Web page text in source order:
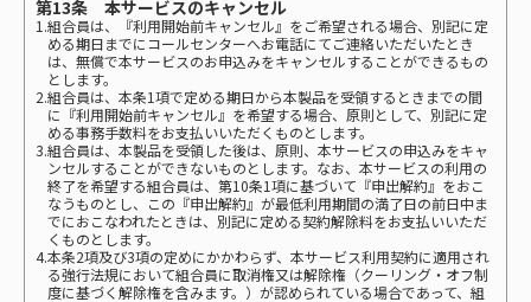
第13条 本サービスのキャンセル
1.組合員は、『利用開始前キャンセル』をご希望される場合、別記に定
める期日までにコールセンターへお電話にてご連絡いただいたとき
は、無償で本サービスのお申込みをキャンセルすることができるもの
とします。
2.組合員は、本条1項で定める期日から本製品を受領するときまでの間
に『利用開始前キャンセル』を希望する場合、原則として、別記に定
める事務手数料をお支払いいただくものとします。
3.組合員は、本製品を受領した後は、原則、本サービスの申込みをキャ
ンセルすることができないものとします。なお、本サービスの利用の
終了を希望する組合員は、第10条1項に基づいて『申出解約』をおこ
なうものとし、この『申出解約』が最低利用期間の満了日の前日中ま
でにおこなわれたときは、別記に定める契約解除料をお支払いいただ
くものとします。
4.本条2項及び3項の定めにかかわらず、本サービス利用契約に適用され
る強行法規において組合員に取消権又は解除権（クーリング・オフ制
度に基づく解除権を含みます。）が認められている場合であって、組